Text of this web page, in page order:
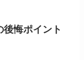
悔ポイント